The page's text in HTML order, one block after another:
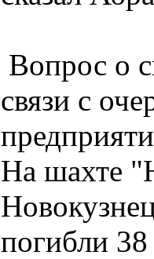
Вопрос о
связи с
На шахте
погибли 38